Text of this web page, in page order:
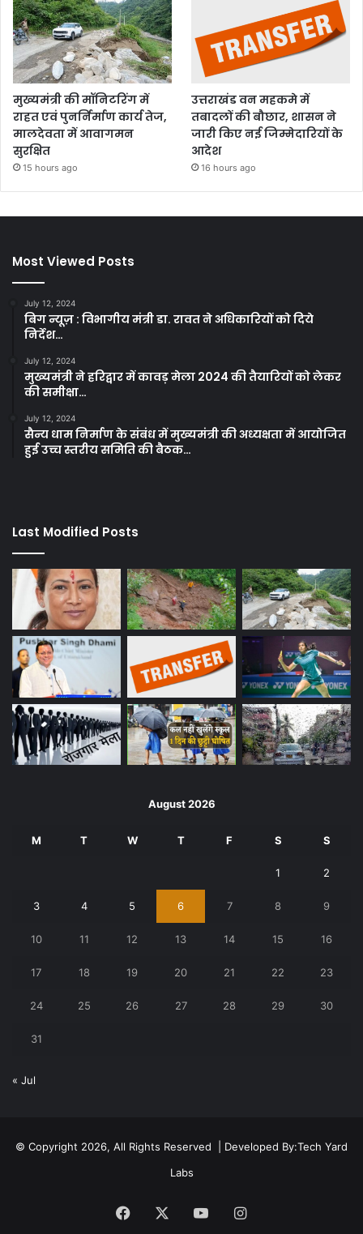
मुख्यमंत्री की मॉनिटरिंग में
राहत एवं पुनर्निर्माण कार्य तेज,
मालदेवता में आवागमन
सुरक्षित
15 hours ago
उत्तराखंड वन महकमे में
तबादलों की बौछार, शासन ने
जारी किए नई जिम्मेदारियों के
आदेश
16 hours ago
Most Viewed Posts
July 12, 2024
बिग न्यूज़ : विभागीय मंत्री डा. रावत ने अधिकारियों को दिये
निर्देश…
July 12, 2024
मुख्यमंत्री ने हरिद्वार में कावड़ मेला 2024 की तैयारियों को लेकर
की समीक्षा…
July 12, 2024
सैन्य धाम निर्माण के संबंध में मुख्यमंत्री की अध्यक्षता में आयोजित
हुई उच्च स्तरीय समिति की बैठक…
Last Modified Posts
August 2026
M T W T F S S
1 2
3 4 5 6 7 8 9
10 11 12 13 14 15 16
17 18 19 20 21 22 23
24 25 26 27 28 29 30
31
« Jul
© Copyright 2026, All Rights Reserved | Developed By:Tech Yard
Labs
Facebook YouTubeInstagram